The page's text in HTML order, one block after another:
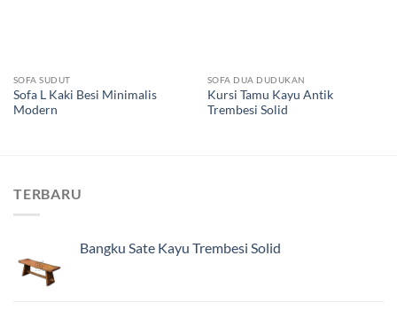
SOFA SUDUT
Sofa L Kaki Besi Minimalis
Modern
SOFA DUA DUDUKAN
Kursi Tamu Kayu Antik
Trembesi Solid
TERBARU
Bangku Sate Kayu Trembesi Solid